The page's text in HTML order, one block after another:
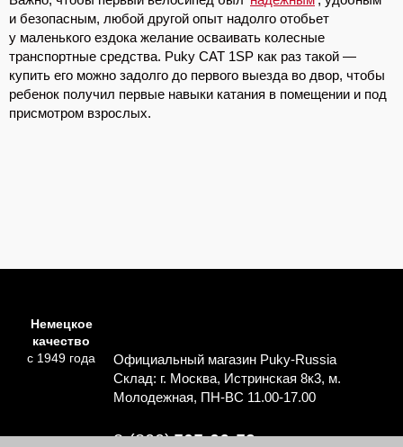
и безопасным, любой другой опыт надолго отобьет
у маленького ездока желание осваивать колесные
транспортные средства. Puky CAT 1SP как раз такой —
купить его можно задолго до первого выезда во двор, чтобы
ребенок получил первые навыки катания в помещении и под
присмотром взрослых.
Немецкое
качество
с 1949 года
Официальный магазин Puky-Russia
Склад: г. Москва, Истринская 8к3, м.
Молодежная, ПН-ВС 11.00-17.00
8 (800)505-06-59